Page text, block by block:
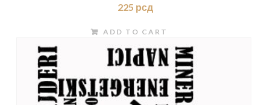
225 рсд
ADD TO CART